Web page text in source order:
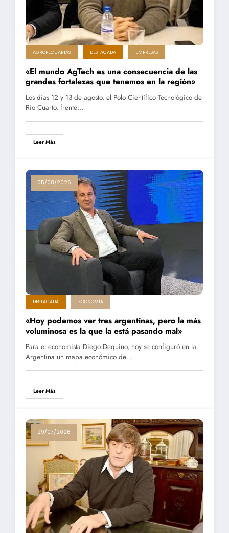
AGROPECUARIAS DESTACADA EMPRESAS
«El mundo AgTech es una consecuencia de las
grandes fortalezas que tenemos en la región»
Los días 12 y 13 de agosto, el Polo Científico Tecnológico de
Río Cuarto, frente…
Leer Más
05/08/2026
DESTACADA ECONOMÍA
«Hoy podemos ver tres argentinas, pero la más
voluminosa es la que la está pasando mal»
Para el economista Diego Dequino, hoy se configuró en la
Argentina un mapa económico de…
Leer Más
29/07/2026